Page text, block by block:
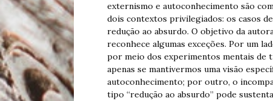
externismo e autoconhecimento são
dois contextos privilegiados: os casos
redução ao absurdo. O objetivo da
reconhece algumas exceções. Por um
por meio dos experimentos mentais de
apenas se mantivermos uma visão
autoconhecimento; por outro, o
tipo “redução ao absurdo” pode